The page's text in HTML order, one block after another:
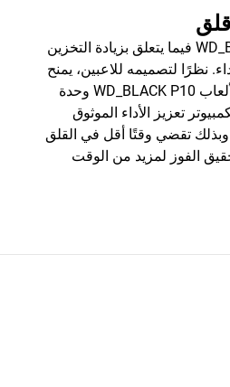
لا نظير لـ WD_BLACK فيما يتعلق بزيادة التخزين
نظرًا لتصميمه للاعبين، يمنح
محرك أقراص الألعاب WD_BLACK P10 وحدة
تعزيز الأداء الموثوق
وبذلك تقضي وقتًا أقل في القلق
الفوز لمزيد من الوقت